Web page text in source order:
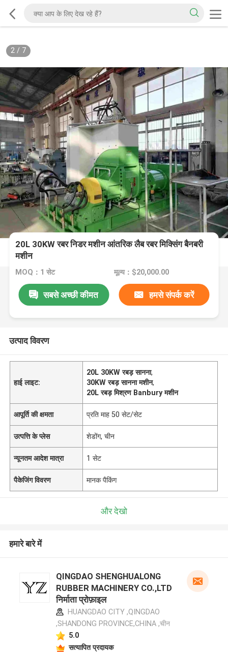
2/ 7
20L 30KW रबर निडर मशीन आंतरिक लैब रबर मिक्सिंग बैनबरी
मशीन
MOQ：1 सेट मूल्य：$20,000.00
सबसे अच्छी कीमत हमसे संपर्क करें
उत्पाद विवरण
हाई लाइट:
20L 30KW रबड़ सानना,
30KW रबड़ सानना मशीन,
20L रबड़ मिश्रण Banbury मशीन
आपूर्ति की क्षमता प्रति माह 50 सेट/सेट
उत्पत्ति के प्लेस शेडोंग, चीन
न्यूनतम आदेश मात्रा 1 सेट
पैकेजिंग विवरण मानक पैकिंग
और देखो
हमारे बारे में
QINGDAO SHENGHUALONG
RUBBER MACHINERY CO.,LTD
निर्माता प्रोफ़ाइल
HUANGDAO CITY ,QINGDAO
,SHANDONG PROVINCE,CHINA ,चीन
5.0
सत्यापित प्रदायक